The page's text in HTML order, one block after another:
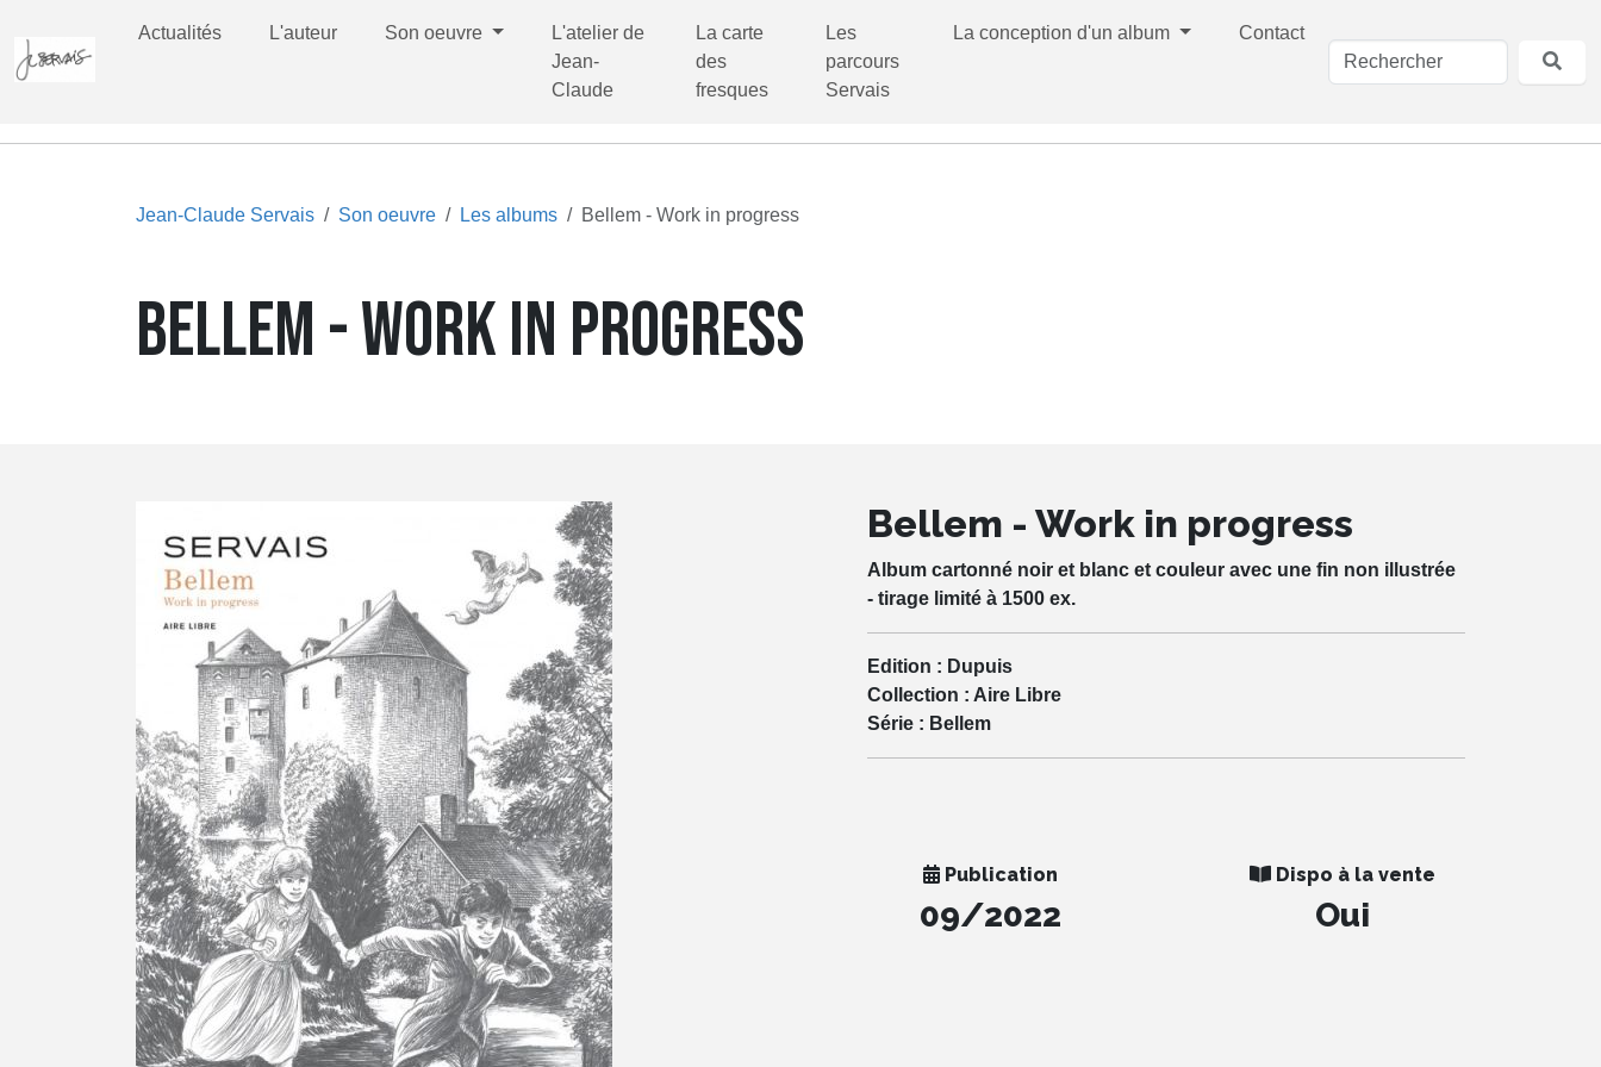
Actualités L'auteur Son oeuvre
L'atelier de
Jean-
Claude
La carte
des
fresques
Les
parcours
Servais
La conception d'un album Contact
Jean-Claude Servais Son oeuvre Les albums Bellem - Work in progress
BELLEM - WORK IN PROGRESS
Bellem - Work in progress
Album cartonné noir et blanc et couleur avec une fin non illustrée
- tirage limité à 1500 ex.
Edition : Dupuis
Collection : Aire Libre
Série : Bellem
Publication
09/2022
Dispo à la vente
Oui